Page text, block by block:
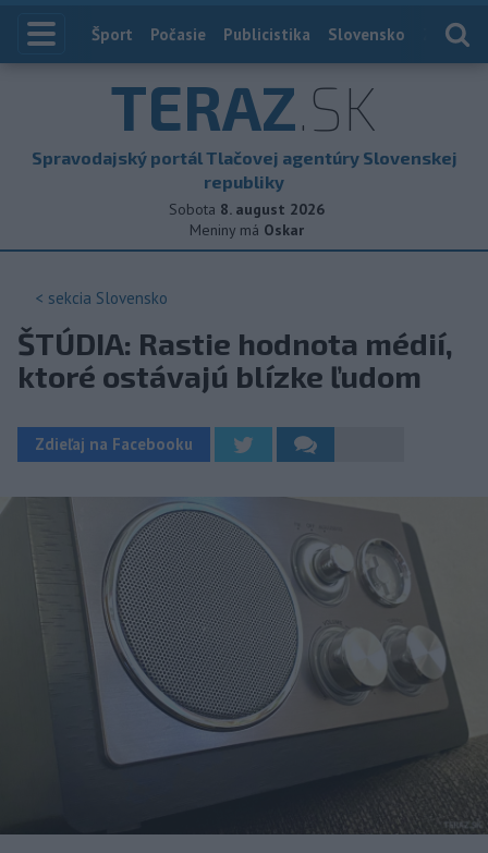
Index
Šport Počasie Publicistika Slovensko
TERAZ.SK
Spravodajský portál Tlačovej agentúry Slovenskej
republiky
Sobota 8. august 2026
Meniny má Oskar
< sekcia Slovensko
ŠTÚDIA: Rastie hodnota médií,
ktoré ostávajú blízke ľudom
Zdieľaj na Facebooku